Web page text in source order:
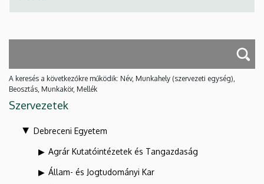
A keresés a következőkre működik: Név, Munkahely (szervezeti egység),
Beosztás, Munkakör, Mellék
Szervezetek
Debreceni Egyetem
Agrár Kutatóintézetek és Tangazdaság
Állam- és Jogtudományi Kar